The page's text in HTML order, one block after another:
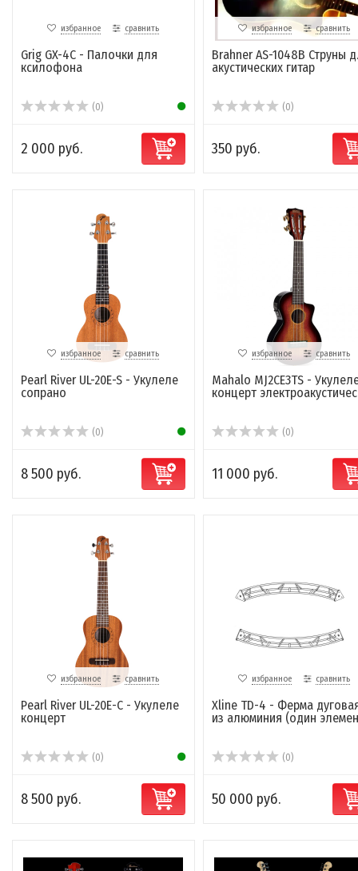
избранное сравнить
Grig GX-4C - Палочки для
ксилофона
(0)
2 000 руб.
избранное сравнить
Brahner AS-1048B Струны
акустических гитар
(0)
350 руб.
избранное сравнить
Pearl River UL-20E-S - Укулеле
сопрано
(0)
8 500 руб.
избранное сравнить
Mahalo MJ2CE3TS -
концерт
(0)
11 000 руб.
избранное сравнить
Pearl River UL-20E-C - Укулеле
концерт
(0)
8 500 руб.
избранное сравнить
Xline TD-4 - Ферма
из алюминия (один
(0)
50 000 руб.